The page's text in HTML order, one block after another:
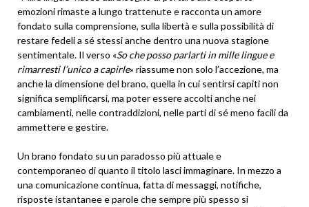
emozioni rimaste a lungo trattenute e racconta un amore
fondato sulla comprensione, sulla libertà e sulla possibilità di
restare fedeli a sé stessi anche dentro una nuova stagione
sentimentale. Il verso «So che posso parlarti in mille lingue e
rimarresti l’unico a capirle» riassume non solo l’accezione, ma
anche la dimensione del brano, quella in cui sentirsi capiti non
significa semplificarsi, ma poter essere accolti anche nei
cambiamenti, nelle contraddizioni, nelle parti di sé meno facili da
ammettere e gestire.
Un brano fondato su un paradosso più attuale e
contemporaneo di quanto il titolo lasci immaginare. In mezzo a
una comunicazione continua, fatta di messaggi, notifiche,
risposte istantanee e parole che sempre più spesso si